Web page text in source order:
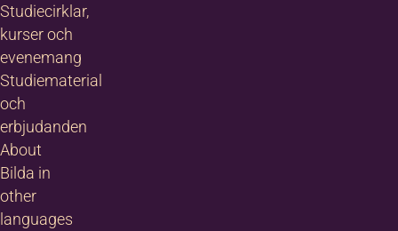
Studiecirklar,
kurser och
evenemang
Studiematerial
och
erbjudanden
About
Bilda in
other
languages